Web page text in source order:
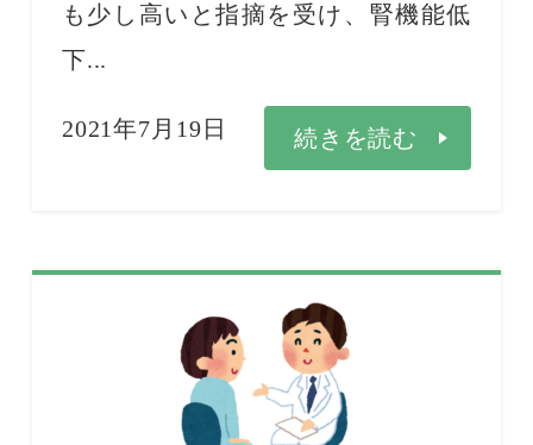
も少し高いと指摘を受け、腎機能低
下...
続きを読む
2021年7月19日